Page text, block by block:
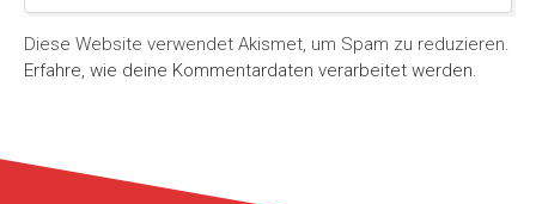
Diese Website verwendet Akismet, um Spam zu reduzieren.
Erfahre, wie deine Kommentardaten verarbeitet werden.